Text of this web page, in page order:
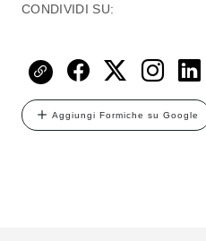
CONDIVIDI SU:
Aggiungi Formiche su Google